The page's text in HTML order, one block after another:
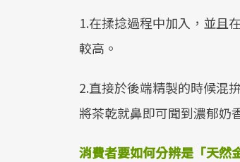
1.在揉捻過程中加入，並且
較高。
2.直接於後端精製的時候混
將茶乾就鼻即可聞到濃郁奶
消費者要如何分辨是「天然